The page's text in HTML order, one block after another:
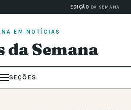
EDIÇÃO DA SEMANA
EM NOTÍCIAS
da Semana
SEÇÕES